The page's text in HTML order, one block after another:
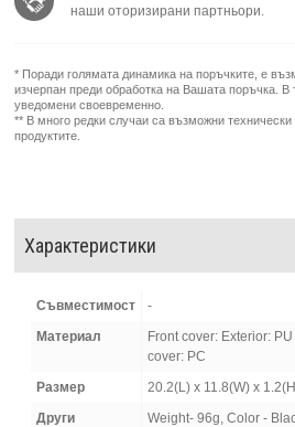
наши оторизирани партньори.
* Поради голямата динамика на поръчките, е
изчерпан преди обработка на Вашата поръчка.
уведомени своевременно.
** В много редки случаи са възможни
продуктите.
Характеристики
Съвместимост
-
Материал
Front cover: Exterior:
cover: PC
Размер
20.2(L) x 11.8(W) x
Други
Weight- 96g, Color -